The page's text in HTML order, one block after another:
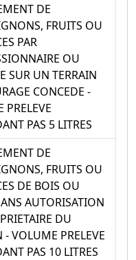
DE
FRUITS OU
PAR
OU
SUR UN TERRAIN
CONCEDE -
PRELEVE
PAS 5 LITRES
DE
FRUITS OU
DE BOIS OU
AUTORISATION
DU
- VOLUME PRELEVE
PAS 10 LITRES